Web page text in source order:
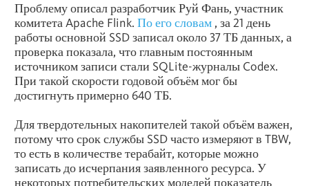
Проблему описал разработчик Руй Фань, участник
комитета Apache Flink. По его словам , за 21 день
работы основной SSD записал около 37 ТБ данных, а
проверка показала, что главным постоянным
источником записи стали SQLite-журналы Codex.
При такой скорости годовой объём мог бы
достигнуть примерно 640 ТБ.
Для твердотельных накопителей такой объём важен,
потому что срок службы SSD часто измеряют в TBW,
то есть в количестве терабайт, которые можно
записать до исчерпания заявленного ресурса. У
некоторых потребительских моделей показатель